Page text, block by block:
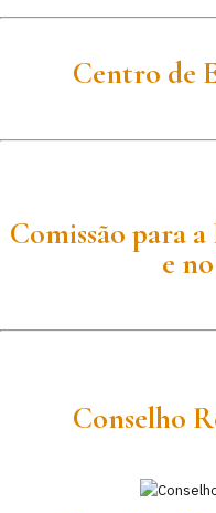
Centro de
Comissão para
e
Conselho